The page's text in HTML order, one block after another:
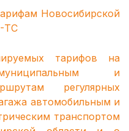
Новосибирской
ТС
тарифов на
и
регулярных
автомобильным и
транспортом